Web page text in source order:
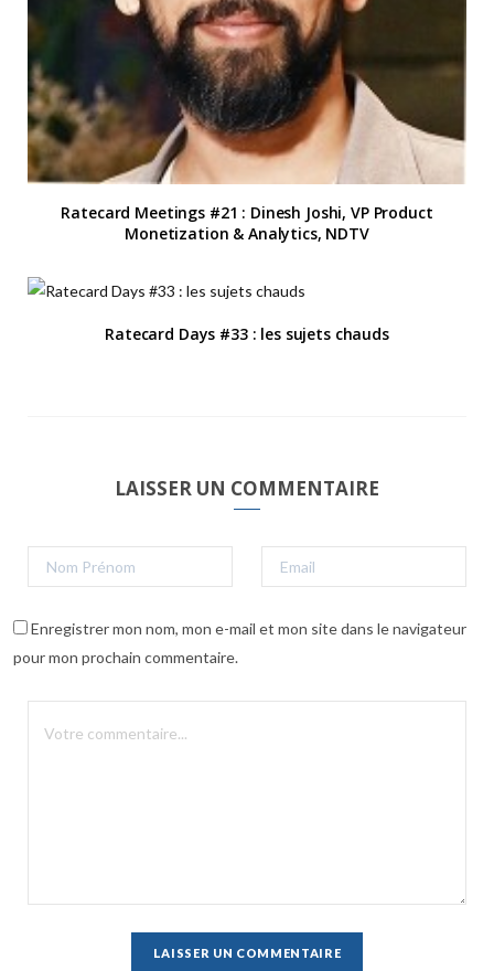
Ratecard Meetings #21 : Dinesh Joshi, VP Product
Monetization & Analytics, NDTV
Ratecard Days #33 : les sujets chauds
LAISSER UN COMMENTAIRE
Enregistrer mon nom, mon e-mail et mon site dans le navigateur
pour mon prochain commentaire.